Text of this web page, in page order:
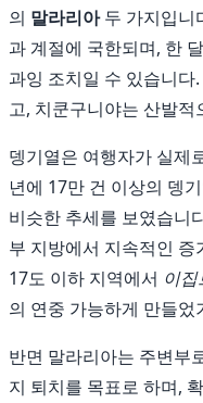
의 말라리아두 가지입니
과 계절에 국한되며, 한
과잉 조치일 수 있습니
고, 치쿤구니야는 산발
뎅기열은 여행자가 실제
년에 17만 건 이상의 뎅
비슷한 추세를 보였습니
부 지방에서 지속적인
17도 이하 지역에서 이집
의 연중 가능하게 만들었
반면 말라리아는 주변부
지 퇴치를 목표로 하며,